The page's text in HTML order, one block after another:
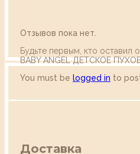
Отзывов пока нет.
Будьте первым, кто оставил
BABY ANGEL ДЕТСКОЕ
You must be logged in to
Доставка